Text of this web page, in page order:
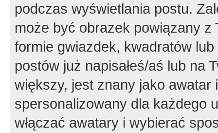
podczas wyświetlania postu.
może być obrazek powiązany z
formie gwiazdek, kwadratów
postów już napisałeś/aś lub na
większy, jest znany jako
spersonalizowany dla każdego
włączać awatary i wybierać